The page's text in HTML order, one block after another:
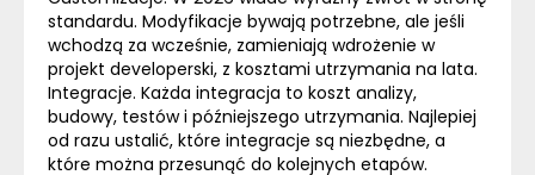
standardu. Modyfikacje bywają potrzebne, ale jeśli
wchodzą za wcześnie, zamieniają wdrożenie w
projekt developerski, z kosztami utrzymania na lata.
Integracje. Każda integracja to koszt analizy,
budowy, testów i późniejszego utrzymania. Najlepiej
od razu ustalić, które integracje są niezbędne, a
które można przesunąć do kolejnych etapów.